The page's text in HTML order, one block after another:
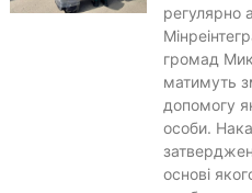
регулярно
громад
матимуть
допомогу
особи.
основі